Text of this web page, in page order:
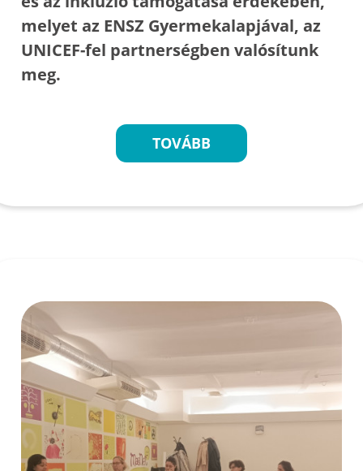
melyet az ENSZ Gyermekalapjával, az
UNICEF-fel partnerségben valósítunk
meg.
TOVÁBB